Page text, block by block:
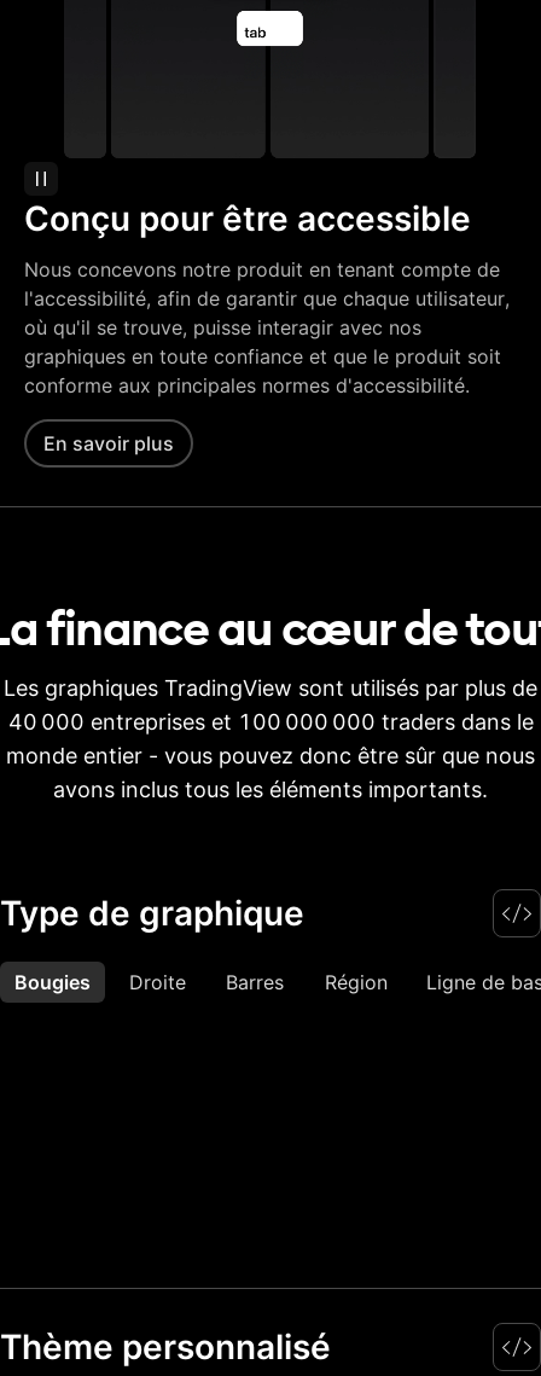
Conçu pour être accessible
Nous concevons notre produit en tenant compte de
l'accessibilité, afin de garantir que chaque utilisateur,
où qu'il se trouve, puisse interagir avec nos
graphiques en toute confiance et que le produit soit
conforme aux principales normes d'accessibilité.
En savoir plus
finance au cœur de
Les graphiques TradingView sont utilisés par plus de
40 000 entreprises et 100 000 000 traders dans le
monde entier - vous pouvez donc être sûr que nous
avons inclus tous les éléments importants.
Type de graphique
Bougies Droite Barres Région Ligne de
Plus
Thème personnalisé